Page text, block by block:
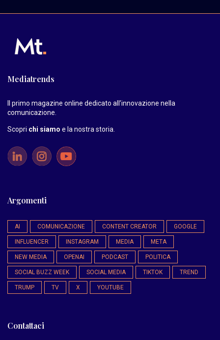
Mediatrends
Il primo magazine online dedicato all’innovazione nella
comunicazione.
Scopri chi siamo e la nostra storia
Argomenti
AI COMUNICAZIONE CONTENT CREATOR GOOGLE
INFLUENCER INSTAGRAM MEDIA META
NEW MEDIA OPENAI PODCAST POLITICA
SOCIAL BUZZ WEEK SOCIAL MEDIA TIKTOK TREND
TRUMP TV X YOUTUBE
Contattaci